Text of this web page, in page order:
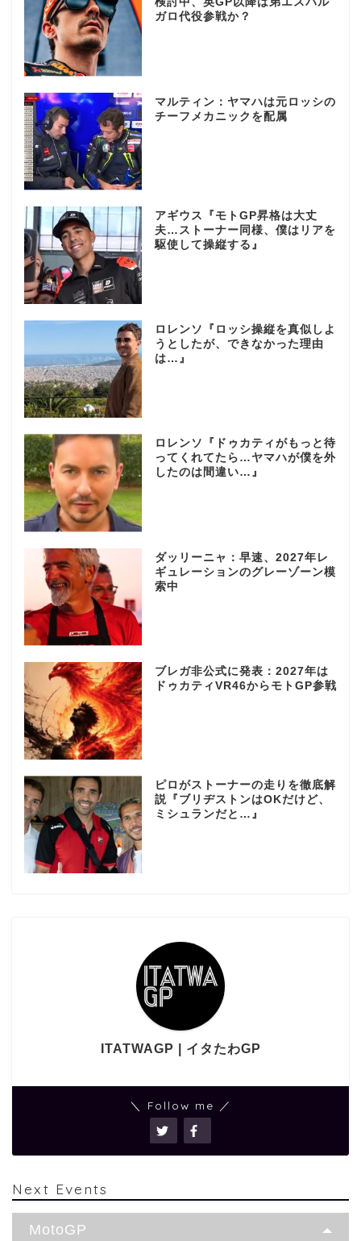
ガロ代役参戦か？
マルティン：ヤマハは元ロッシの
チーフメカニックを配属
アギウス『モトGP昇格は大丈
夫…ストーナー同様、僕はリアを
駆使して操縦する』
ロレンソ『ロッシ操縦を真似しよ
うとしたが、できなかった理由
は…』
ロレンソ『ドゥカティがもっと待
ってくれてたら…ヤマハが僕を外
したのは間違い…』
ダッリーニャ：早速、2027年レ
ギュレーションのグレーゾーン模
索中
ブレガ非公式に発表：2027年は
ドゥカティVR46からモトGP参戦
ピロがストーナーの走りを徹底解
説『ブリヂストンはOKだけど、
ミシュランだと…』
ITATWAGP | イタたわGP
＼ Follow me ／
Next Events
MotoGP